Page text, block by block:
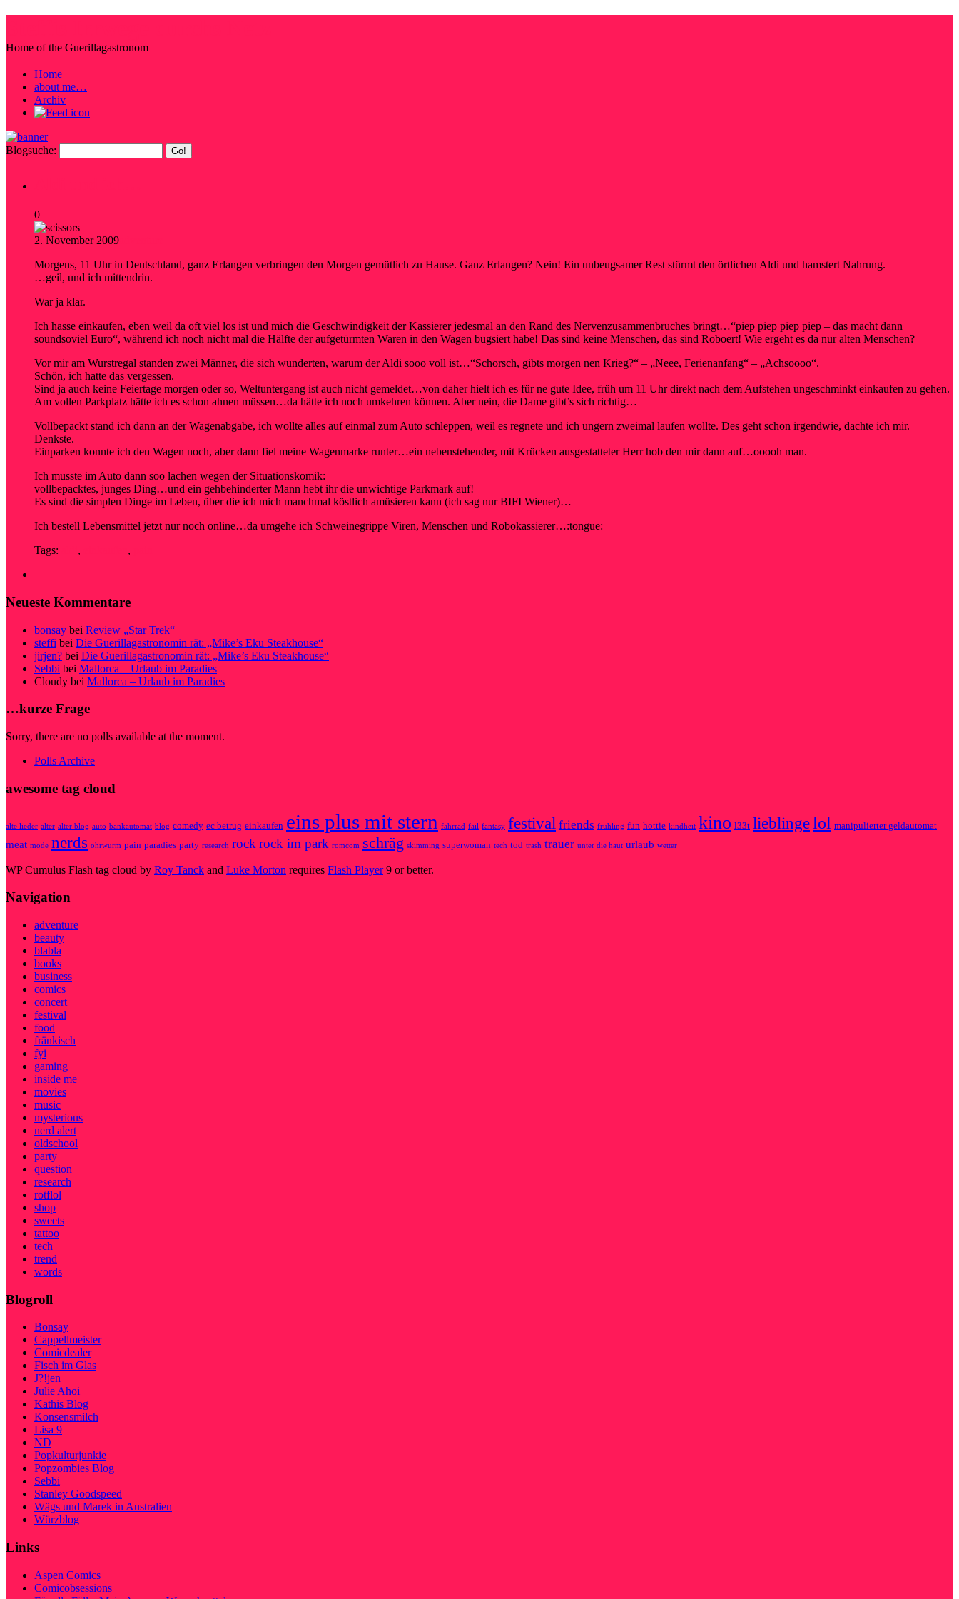
Home of the Guerillagastronom
Home
about me…
Archiv
Blogsuche:
0
2. November 2009
Morgens, 11 Uhr in Deutschland, ganz Erlangen verbringen den Morgen gemütlich zu Hause. Ganz Erlangen? Nein! Ein unbeugsamer Rest stürmt den örtlichen Aldi und hamstert Nahrung.
…geil, und ich mittendrin.
War ja klar.
Ich hasse einkaufen, eben weil da oft viel los ist und mich die Geschwindigkeit der Kassierer jedesmal an den Rand des Nervenzusammenbruches bringt…“piep piep piep piep – das macht dann
soundsoviel Euro“, während ich noch nicht mal die Hälfte der aufgetürmten Waren in den Wagen bugsiert habe! Das sind keine Menschen, das sind Roboert! Wie ergeht es da nur alten Menschen?
Vor mir am Wurstregal standen zwei Männer, die sich wunderten, warum der Aldi sooo voll ist…“Schorsch, gibts morgen nen Krieg?“ – „Neee, Ferienanfang“ – „Achsoooo“.
Schön, ich hatte das vergessen.
Sind ja auch keine Feiertage morgen oder so, Weltuntergang ist auch nicht gemeldet…von daher hielt ich es für ne gute Idee, früh um 11 Uhr direkt nach dem Aufstehen ungeschminkt einkaufen zu gehen.
Am vollen Parkplatz hätte ich es schon ahnen müssen…da hätte ich noch umkehren können. Aber nein, die Dame gibt’s sich richtig…
Vollbepackt stand ich dann an der Wagenabgabe, ich wollte alles auf einmal zum Auto schleppen, weil es regnete und ich ungern zweimal laufen wollte. Des geht schon irgendwie, dachte ich mir.
Denkste.
Einparken konnte ich den Wagen noch, aber dann fiel meine Wagenmarke runter…ein nebenstehender, mit Krücken ausgestatteter Herr hob den mir dann auf…ooooh man.
Ich musste im Auto dann soo lachen wegen der Situationskomik:
vollbepacktes, junges Ding…und ein gehbehinderter Mann hebt ihr die unwichtige Parkmark auf!
Es sind die simplen Dinge im Leben, über die ich mich manchmal köstlich amüsieren kann (ich sag nur BIFI Wiener)…
Ich bestell Lebensmittel jetzt nur noch online…da umgehe ich Schweinegrippe Viren, Menschen und Robokassierer…:tongue:
Tags:
, ,
Neueste Kommentare
bonsay bei Review „Star Trek“
steffi bei Die Guerillagastronomin rät: „Mike’s Eku Steakhouse“
jirjen? bei Die Guerillagastronomin rät: „Mike’s Eku Steakhouse“
Sebbi bei Mallorca – Urlaub im Paradies
Cloudy bei Mallorca – Urlaub im Paradies
…kurze Frage
Sorry, there are no polls available at the moment.
Polls Archive
awesome tag cloud
alte lieder alter alter blog auto bankautomat blog comedy ec betrug einkaufen eins plus mit stern fahrrad fail fantasy festival friends frühling fun hottie kindheit kino l33t lieblingelol manipulierter geldautomat
meat mode nerds ohrwurm pain paradies party research rock rock im park romcom schräg skimming superwoman tech tod trash trauer unter die haut urlaub wetter
WP Cumulus Flash tag cloud by Roy Tanck and Luke Morton requires Flash Player9 or better.
Navigation
adventure
beauty
blabla
books
business
comics
concert
festival
food
fränkisch
fyi
gaming
inside me
movies
music
mysterious
nerd alert
oldschool
party
question
research
rotflol
shop
sweets
tattoo
tech
trend
words
Blogroll
Bonsay
Cappellmeister
Comicdealer
Fisch im Glas
J?!jen
Julie Ahoi
Kathis Blog
Konsensmilch
Lisa 9
ND
Popkulturjunkie
Popzombies Blog
Sebbi
Stanley Goodspeed
Wägs und Marek in Australien
Würzblog
Links
Aspen Comics
Comicobsessions